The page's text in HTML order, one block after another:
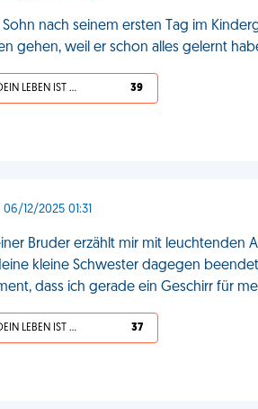
Sohn nach seinem ersten Tag im
gehen, weil er schon alles gelernt
ICH STIMME ZU, DEIN LEBEN IST SCHEISSE 39
12/2025 01:31
Bruder erzählt mir mit leuchtenden
kleine Schwester dagegen
dass ich gerade ein Geschirr für
ICH STIMME ZU, DEIN LEBEN IST SCHEISSE 37